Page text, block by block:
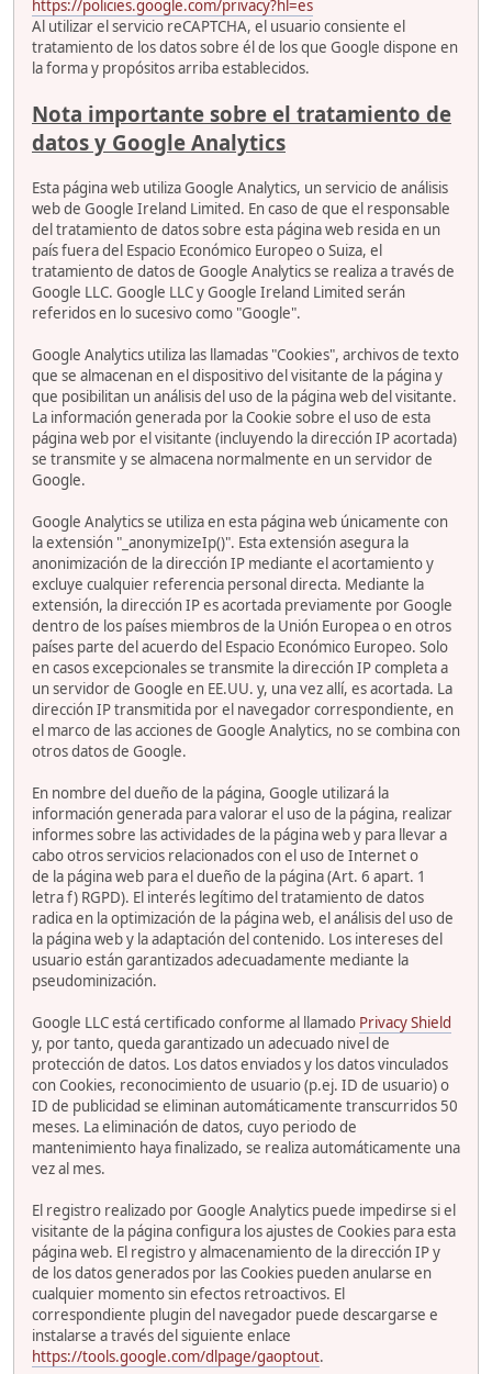
https://policies.google.com/privacy?hl=es
Al utilizar el servicio reCAPTCHA, el usuario consiente el
tratamiento de los datos sobre él de los que Google dispone en
la forma y propósitos arriba establecidos.
Nota importante sobre el tratamiento de
datos y Google Analytics
Esta página web utiliza Google Analytics, un servicio de análisis
web de Google Ireland Limited. En caso de que el responsable
del tratamiento de datos sobre esta página web resida en un
país fuera del Espacio Económico Europeo o Suiza, el
tratamiento de datos de Google Analytics se realiza a través de
Google LLC. Google LLC y Google Ireland Limited serán
referidos en lo sucesivo como "Google".
Google Analytics utiliza las llamadas "Cookies", archivos de texto
que se almacenan en el dispositivo del visitante de la página y
que posibilitan un análisis del uso de la página web del visitante.
La información generada por la Cookie sobre el uso de esta
página web por el visitante (incluyendo la dirección IP acortada)
se transmite y se almacena normalmente en un servidor de
Google.
Google Analytics se utiliza en esta página web únicamente con
la extensión "_anonymizeIp()". Esta extensión asegura la
anonimización de la dirección IP mediante el acortamiento y
excluye cualquier referencia personal directa. Mediante la
extensión, la dirección IP es acortada previamente por Google
dentro de los países miembros de la Unión Europea o en otros
países parte del acuerdo del Espacio Económico Europeo. Solo
en casos excepcionales se transmite la dirección IP completa a
un servidor de Google en EE.UU. y, una vez allí, es acortada. La
dirección IP transmitida por el navegador correspondiente, en
el marco de las acciones de Google Analytics, no se combina con
otros datos de Google.
En nombre del dueño de la página, Google utilizará la
información generada para valorar el uso de la página, realizar
informes sobre las actividades de la página web y para llevar a
cabo otros servicios relacionados con el uso de Internet o
de la página web para el dueño de la página (Art. 6 apart. 1
letra f) RGPD). El interés legítimo del tratamiento de datos
radica en la optimización de la página web, el análisis del uso de
la página web y la adaptación del contenido. Los intereses del
usuario están garantizados adecuadamente mediante la
pseudominización.
Google LLC está certificado conforme al llamado Privacy Shield
y, por tanto, queda garantizado un adecuado nivel de
protección de datos. Los datos enviados y los datos vinculados
con Cookies, reconocimiento de usuario (p.ej. ID de usuario) o
ID de publicidad se eliminan automáticamente transcurridos 50
meses. La eliminación de datos, cuyo periodo de
mantenimiento haya finalizado, se realiza automáticamente una
vez al mes.
El registro realizado por Google Analytics puede impedirse si el
visitante de la página configura los ajustes de Cookies para esta
página web. El registro y almacenamiento de la dirección IP y
de los datos generados por las Cookies pueden anularse en
cualquier momento sin efectos retroactivos. El
correspondiente plugin del navegador puede descargarse e
instalarse a través del siguiente enlace
https://tools.google.com/dlpage/gaoptout.